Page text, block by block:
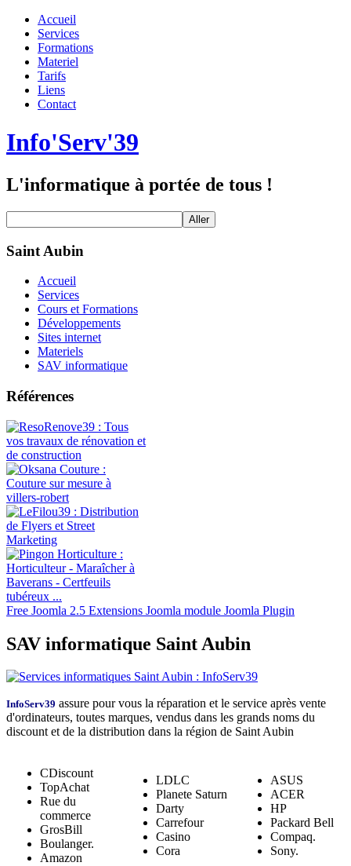
Accueil
Services
Formations
Materiel
Tarifs
Liens
Contact
Info'Serv'39
L'informatique à portée de tous !
Saint Aubin
Accueil
Services
Cours et Formations
Développements
Sites internet
Materiels
SAV informatique
Références
Free Joomla 2.5 Extensions Joomla module Joomla Plugin
SAV informatique Saint Aubin
InfoServ39 assure pour vous la réparation et le service après vente
d'ordinateurs, toutes marques, vendus dans les grands noms du
discount et de la distribution dans la région de Saint Aubin
CDiscount
TopAchat
Rue du
commerce
GrosBill
Boulanger.
Amazon
LDLC
Planete Saturn
Darty
Carrefour
Casino
Cora
ASUS
ACER
HP
Packard Bell
Compaq.
Sony.